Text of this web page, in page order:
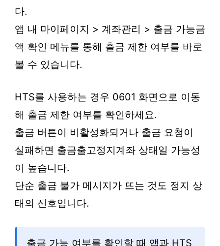
다.
앱 내 마이페이지 > 계좌관리 > 출금 가능금
액 확인 메뉴를 통해 출금 제한 여부를 바로
볼 수 있습니다.
HTS를 사용하는 경우 0601 화면으로 이동
해 출금 제한 여부를 확인하세요.
출금 버튼이 비활성화되거나 출금 요청이
실패하면 출금출고정지계좌 상태일 가능성
이 높습니다.
단순 출금 불가 메시지가 뜨는 것도 정지 상
태의 신호입니다.
출금 가능 여부를 확인할 때 앱과 HTS